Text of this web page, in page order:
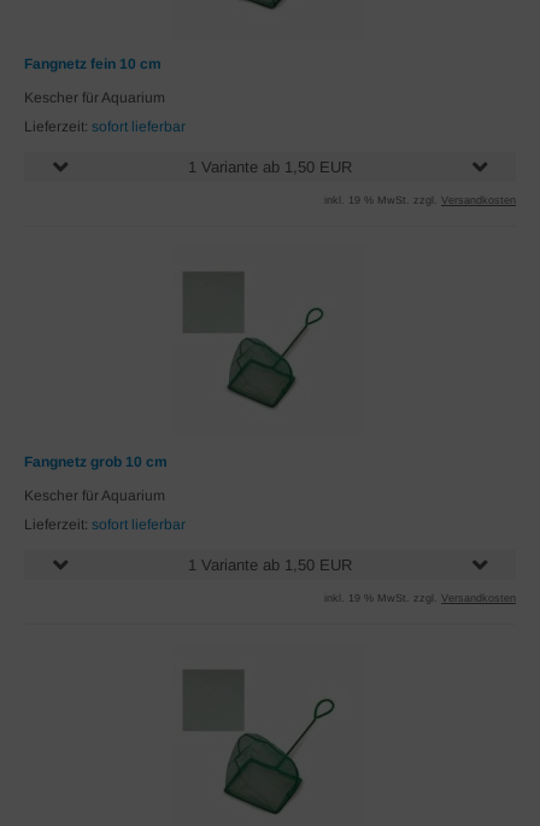
Fangnetz fein 10 cm
Kescher für Aquarium
Lieferzeit: sofort lieferbar
1 Variante ab 1,50 EUR
inkl. 19 % MwSt. zzgl. Versandkosten
Fangnetz grob 10 cm
Kescher für Aquarium
Lieferzeit: sofort lieferbar
1 Variante ab 1,50 EUR
inkl. 19 % MwSt. zzgl. Versandkosten